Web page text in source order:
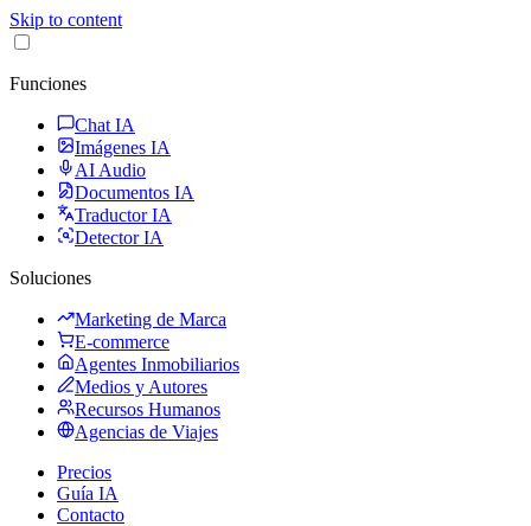
Skip to content
Funciones
Chat IA
Imágenes IA
AI Audio
Documentos IA
Traductor IA
Detector IA
Soluciones
Marketing de Marca
E-commerce
Agentes Inmobiliarios
Medios y Autores
Recursos Humanos
Agencias de Viajes
Precios
Guía IA
Contacto